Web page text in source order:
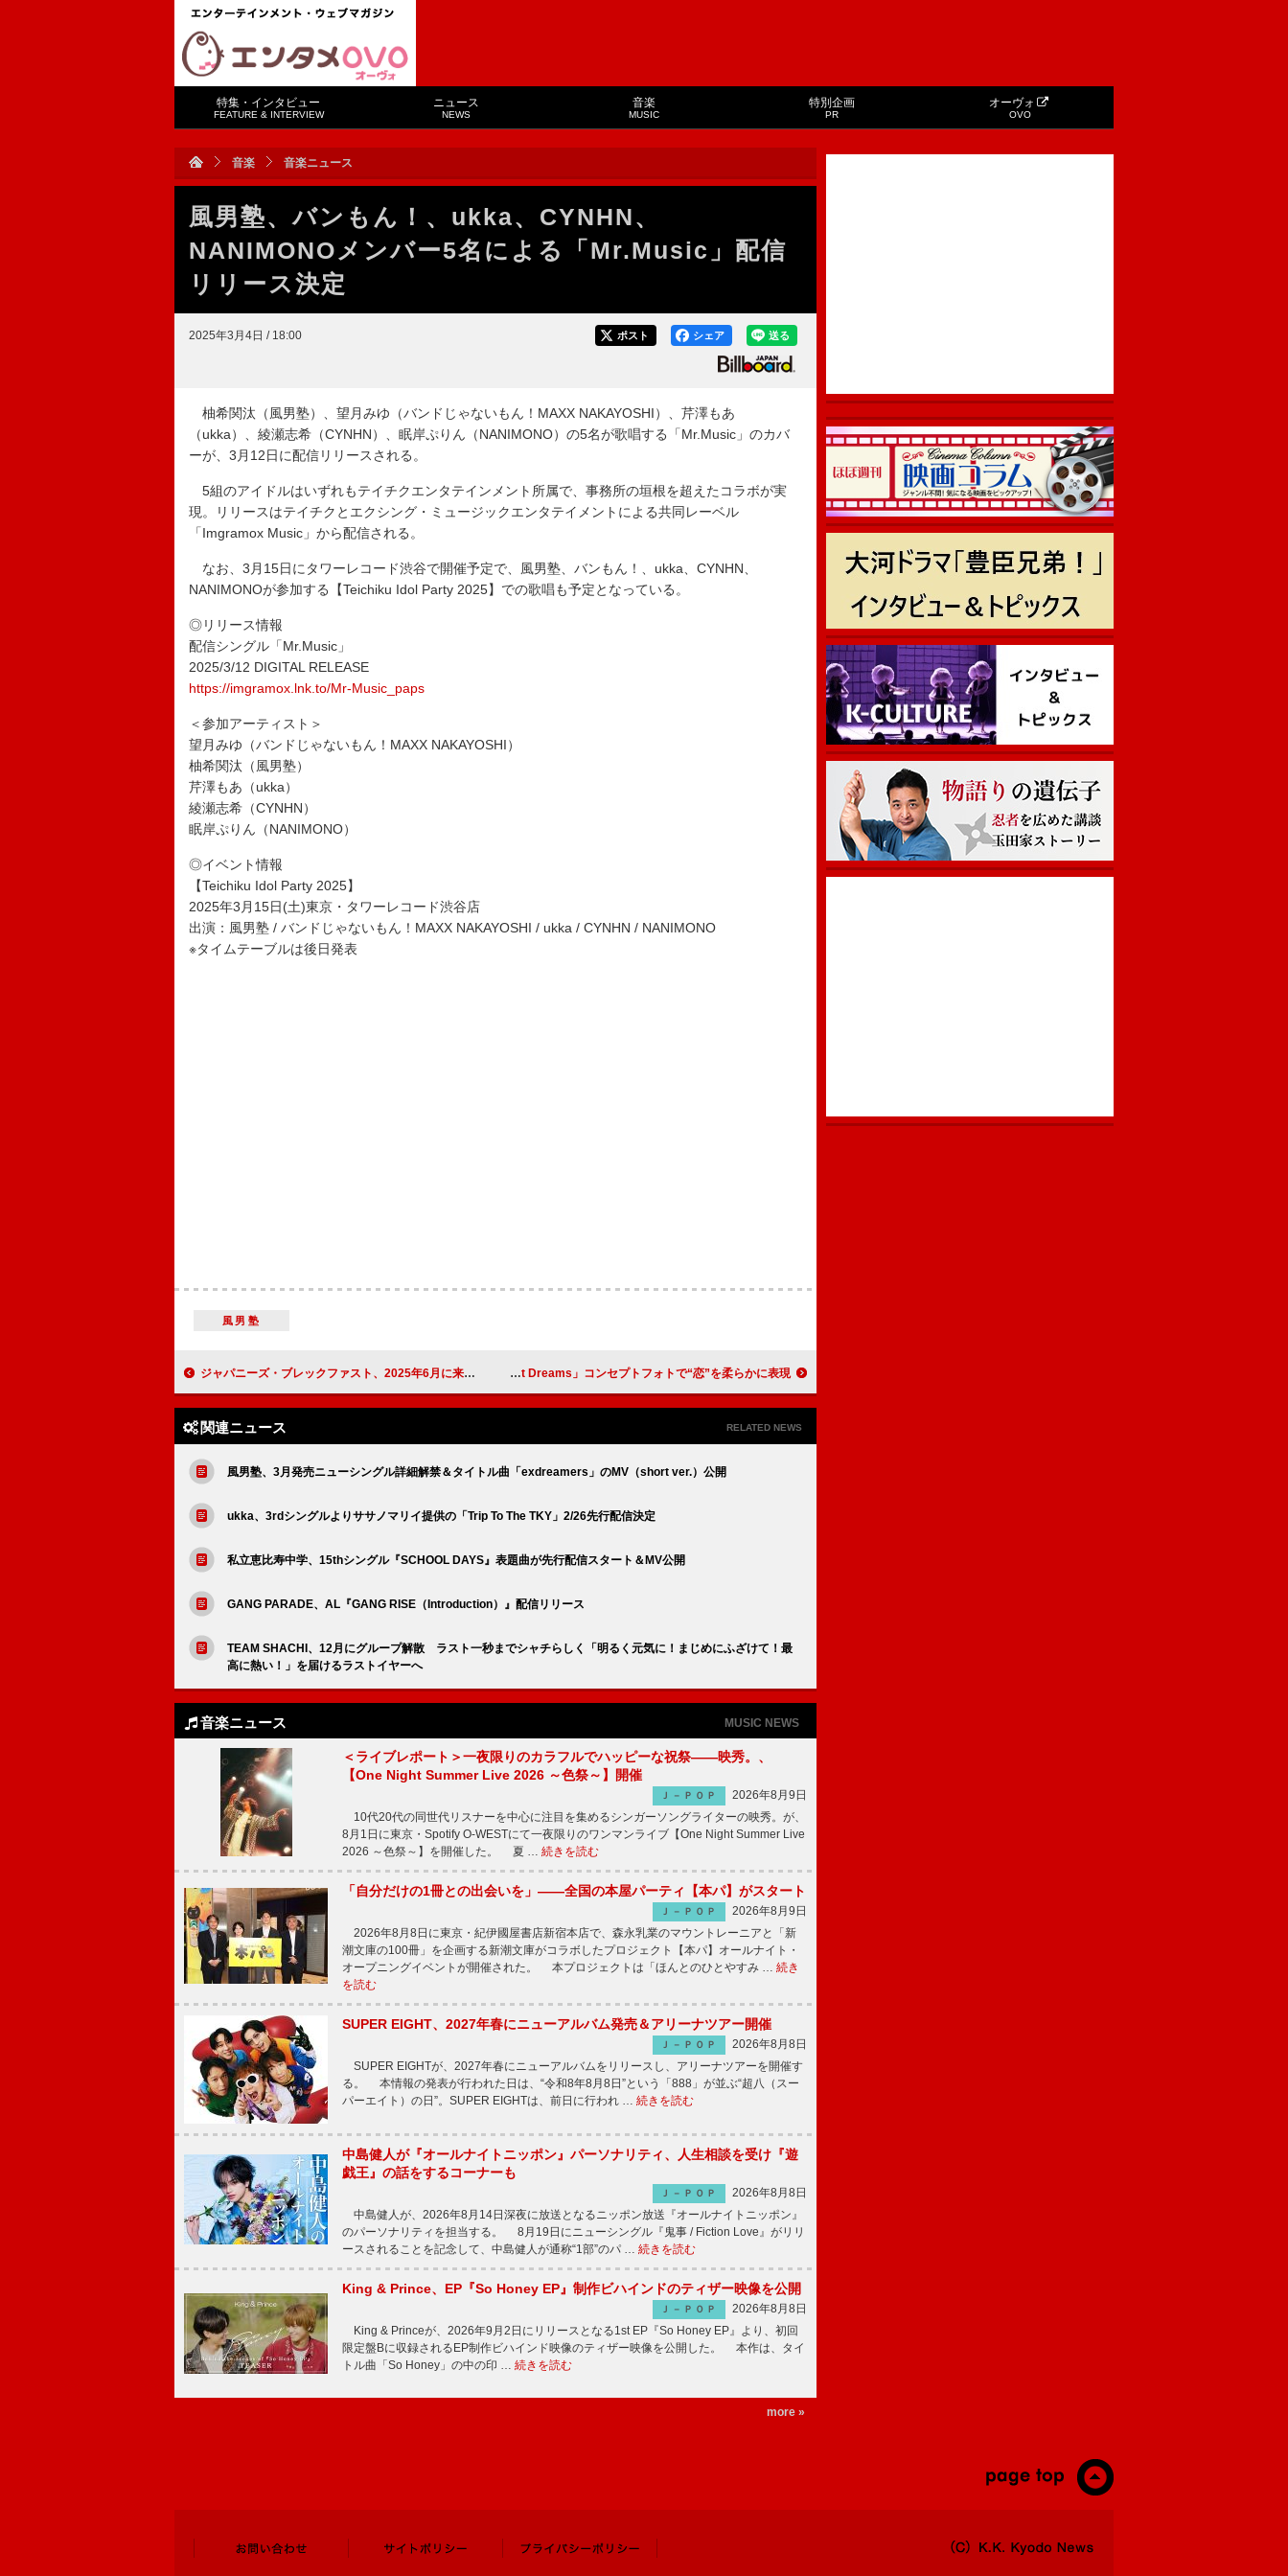
特集・インタビュー
FEATURE & INTERVIEW
ニュース
NEWS
音楽
MUSIC
特別企画
PR
オーヴォ
OVO
音楽 音楽ニュース
風男塾、バンもん！、ukka、CYNHN、
NANIMONOメンバー5名による「Mr.Music」配信
リリース決定
2025年3月4日 / 18:00 送る
シェア
ポスト
柚希関汰（風男塾）、望月みゆ（バンドじゃないもん！MAXX NAKAYOSHI）、芹澤もあ
（ukka）、綾瀬志希（CYNHN）、眠岸ぷりん（NANIMONO）の5名が歌唱する「Mr.Music」のカバ
ーが、3月12日に配信リリースされる。
5組のアイドルはいずれもテイチクエンタテインメント所属で、事務所の垣根を超えたコラボが実
現。リリースはテイチクとエクシング・ミュージックエンタテイメントによる共同レーベル
「Imgramox Music」から配信される。
なお、3月15日にタワーレコード渋谷で開催予定で、風男塾、バンもん！、ukka、CYNHN、
NANIMONOが参加する【Teichiku Idol Party 2025】での歌唱も予定となっている。
◎リリース情報
配信シングル「Mr.Music」
2025/3/12 DIGITAL RELEASE
https://imgramox.lnk.to/Mr-Music_paps
＜参加アーティスト＞
望月みゆ（バンドじゃないもん！MAXX NAKAYOSHI）
柚希関汰（風男塾）
芹澤もあ（ukka）
綾瀬志希（CYNHN）
眠岸ぷりん（NANIMONO）
◎イベント情報
【Teichiku Idol Party 2025】
2025年3月15日(土)東京・タワーレコード渋谷店
出演：風男塾 / バンドじゃないもん！MAXX NAKAYOSHI / ukka / CYNHN / NANIMONO
※タイムテーブルは後日発表
風男塾
ジャパニーズ・ブレックファスト、2025年6月に来日ツアーが決定 J-HOPE、ミゲルとのコラボ曲「Sweet Dreams」コンセプトフォトで“恋”を柔らかに表現
関連ニュース RELATED NEWS
風男塾、3月発売ニューシングル詳細解禁＆タイトル曲「exdreamers」のMV（short ver.）公開
ukka、3rdシングルよりササノマリイ提供の「Trip To The TKY」2/26先行配信決定
私立恵比寿中学、15thシングル『SCHOOL DAYS』表題曲が先行配信スタート＆MV公開
GANG PARADE、AL『GANG RISE（Introduction）』配信リリース
TEAM SHACHI、12月にグループ解散 ラスト一秒までシャチらしく「明るく元気に！まじめにふざけて！最
高に熱い！」を届けるラストイヤーへ
音楽ニュース MUSIC NEWS
＜ライブレポート＞一夜限りのカラフルでハッピーな祝祭――映秀。、
【One Night Summer Live 2026 ～色祭～】開催
Ｊ－ＰＯＰ
2026年8月9日
10代20代の同世代リスナーを中心に注目を集めるシンガーソングライターの映秀。が、
8月1日に東京・Spotify O-WESTにて一夜限りのワンマンライブ【One Night Summer Live
2026 ～色祭～】を開催した。 夏 … 続きを読む
「自分だけの1冊との出会いを」――全国の本屋パーティ【本パ】がスタート
Ｊ－ＰＯＰ
2026年8月9日
2026年8月8日に東京・紀伊國屋書店新宿本店で、森永乳業のマウントレーニアと「新
潮文庫の100冊」を企画する新潮文庫がコラボしたプロジェクト【本パ】オールナイト・
オープニングイベントが開催された。 本プロジェクトは「ほんとのひとやすみ … 続き
を読む
SUPER EIGHT、2027年春にニューアルバム発売＆アリーナツアー開催
Ｊ－ＰＯＰ
2026年8月8日
SUPER EIGHTが、2027年春にニューアルバムをリリースし、アリーナツアーを開催す
る。 本情報の発表が行われた日は、“令和8年8月8日”という「888」が並ぶ“超八（スー
パーエイト）の日”。SUPER EIGHTは、前日に行われ … 続きを読む
中島健人が『オールナイトニッポン』パーソナリティ、人生相談を受け『遊
戯王』の話をするコーナーも
Ｊ－ＰＯＰ
2026年8月8日
中島健人が、2026年8月14日深夜に放送となるニッポン放送『オールナイトニッポン』
のパーソナリティを担当する。 8月19日にニューシングル『鬼事 / Fiction Love』がリリ
ースされることを記念して、中島健人が通称“1部”のパ … 続きを読む
King & Prince、EP『So Honey EP』制作ビハインドのティザー映像を公開
Ｊ－ＰＯＰ
2026年8月8日
King & Princeが、2026年9月2日にリリースとなる1st EP『So Honey EP』より、初回
限定盤Bに収録されるEP制作ビハインド映像のティザー映像を公開した。 本作は、タイ
トル曲「So Honey」の中の印 … 続きを読む
more »